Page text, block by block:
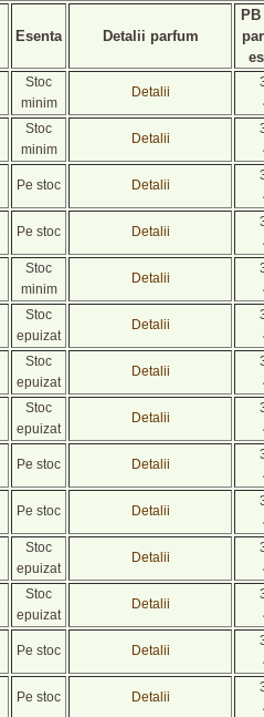
Esenta Detalii parfum
Stoc
minim
Detalii
Stoc
minim
Detalii
Pe stoc Detalii
Pe stoc Detalii
Stoc
minim
Detalii
Stoc
epuizat
Detalii
Stoc
epuizat
Detalii
Stoc
epuizat
Detalii
Pe stoc Detalii
Pe stoc Detalii
Stoc
epuizat
Detalii
Stoc
epuizat
Detalii
Pe stoc Detalii
Pe stoc Detalii